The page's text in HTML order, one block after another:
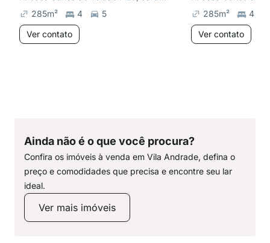
285m² 4
5
Ver contato
285m²
4
Ver contato
Ainda não é o que você procura?
Confira os imóveis à venda em Vila Andrade, defina o
preço e comodidades que precisa e encontre seu lar
ideal.
Ver mais imóveis